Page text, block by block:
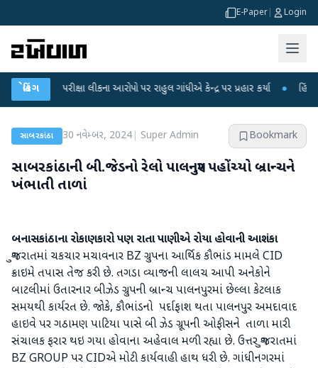
E-Paper Login
બ્રેકિંગ
NET પરીક્ષા લીકના આરોપો પર રાહુલ ગાંધીએ કેન્દ્ર પર પ્રહાર કર્યા ● હિંમતનગરમાં
સાબરકાંઠા 30 નવેમ્બર, 2024| Super Admin Bookmark
સાબરકાંઠાની બી.જેડનો રેલો પાલનપુર પહોંચ્યો બ્રાન્ચને
ખંભાતી તાળાં
બનાસકાંઠાના રોકાણકારો પણ રાતા પાણીએ રોયા હોવાની આશંકા
ગુજરાતમાં ચકચાર મચાવનાર BZ ગ્રુપના આર્થિક કૌભાંડ મામલે CID
ક્રાઇમે તપાસ તેજ કરી છે. તગડા વ્યાજની લાલચ આપી અનેકોને
બાટલીમાં ઉતારનાર બીઝેડ ગ્રુપની બ્રાન્ચ પાલનપુરમાં છેલ્લા કેટલાક
સમયથી કાર્યરત છે. જોકે, કૌભાંડનો પર્દાફાશ થતા પાલનપુર અમદાવાદ
હાઇવે પર ગઠામણ પાટિયા પાસે બી ઝેડ ગ્રૂપની ઓફીસને તાળા મારી
સંચાલક ફરાર થઇ ગયા હોવાના અહેવાલ મળી રહ્યા છે. ઉત્તર ગુજરાતમાં
BZ GROUP પર CIDએ મોટી કાર્યવાહી હાથ ધરી છે. ગાંધીનગરમાં